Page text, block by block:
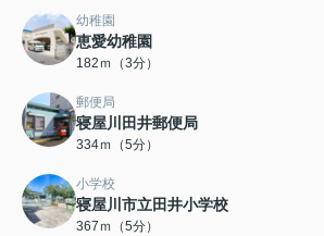
幼稚園
恵愛幼稚園
182ｍ（3分）
郵便局
寝屋川田井郵便局
334ｍ（5分）
小学校
寝屋川市立田井小学校
367ｍ（5分）